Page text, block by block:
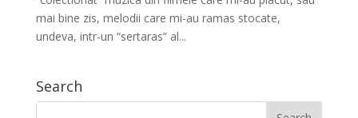
mai bine zis, melodii care mi-au ramas stocate,
undeva, intr-un “sertaras” al...
Search